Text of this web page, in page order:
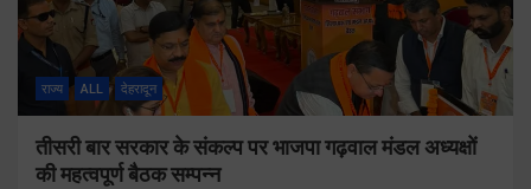
राज्य ALL देहरादून
तीसरी बार सरकार के संकल्प पर भाजपा गढ़वाल मंडल अध्यक्षों
की महत्वपूर्ण बैठक सम्पन्न